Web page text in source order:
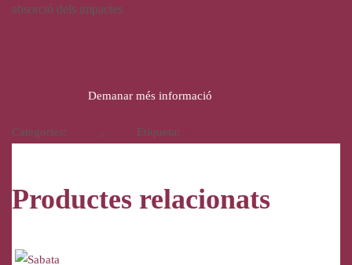
absorció dels impactes
Demanar més informació
Categories: , Etiqueta:
Productes relacionats